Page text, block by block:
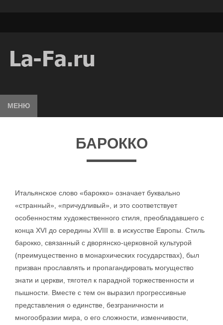
МЕНЮ
БАРОККО
Итальянское слово «барокко» означает буквально
«странный», «причудливый», и это соответствует
особенностям художественного стиля, преобладавшего с
конца XVI до середины XVIII в. в искусстве Европы. Стиль
барокко, связанный с дворянско-церковной культурой
(преимущественно в монархических государствах), был
призван прославлять и пропагандировать могущество
знати и церкви, тяготел к парадной торжественности и
пышности. Вместе с тем он выразил прогрессивные
представления о единстве, безграничности и
многообразии мира, о его сложности, изменчивости,